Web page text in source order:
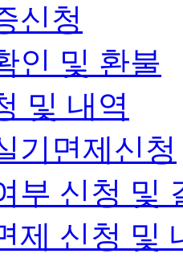
신청
인 및 환불
및 내역
기면제신청
부 신청 및
제 신청 및